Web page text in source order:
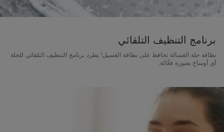
برنامج التنظيف التلقائي
نظافة حلة الغسالة تحافظ على نظافة الغسيل! يطرد برنامج التنظيف التلقائي للحلة
أي أوساخ بصورة فعَّالة.